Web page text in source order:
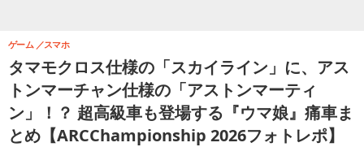
タマモクロス仕様の「スカイライン」に、アス
トンマーチャン仕様の「アストンマーティ
ン」！？ 超高級車も登場する『ウマ娘』痛車ま
とめ【ARCChampionship 2026フォトレポ】
ゲーム スマホ